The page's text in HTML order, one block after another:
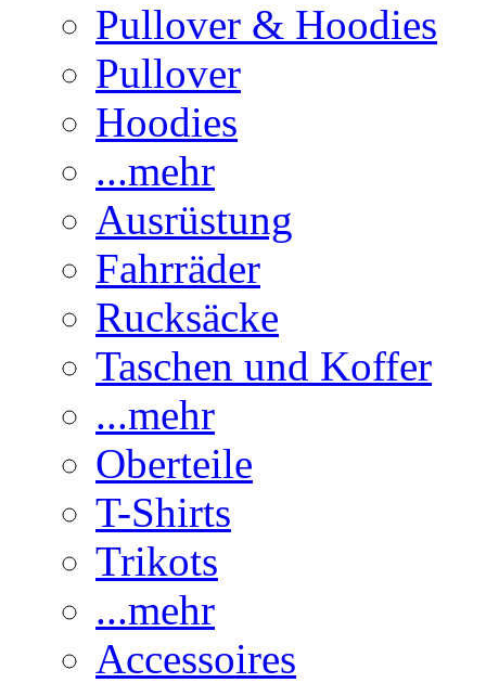
Pullover & Hoodies
Pullover
Hoodies
...mehr
Ausrüstung
Fahrräder
Rucksäcke
Taschen und Koffer
...mehr
Oberteile
T-Shirts
Trikots
...mehr
Accessoires